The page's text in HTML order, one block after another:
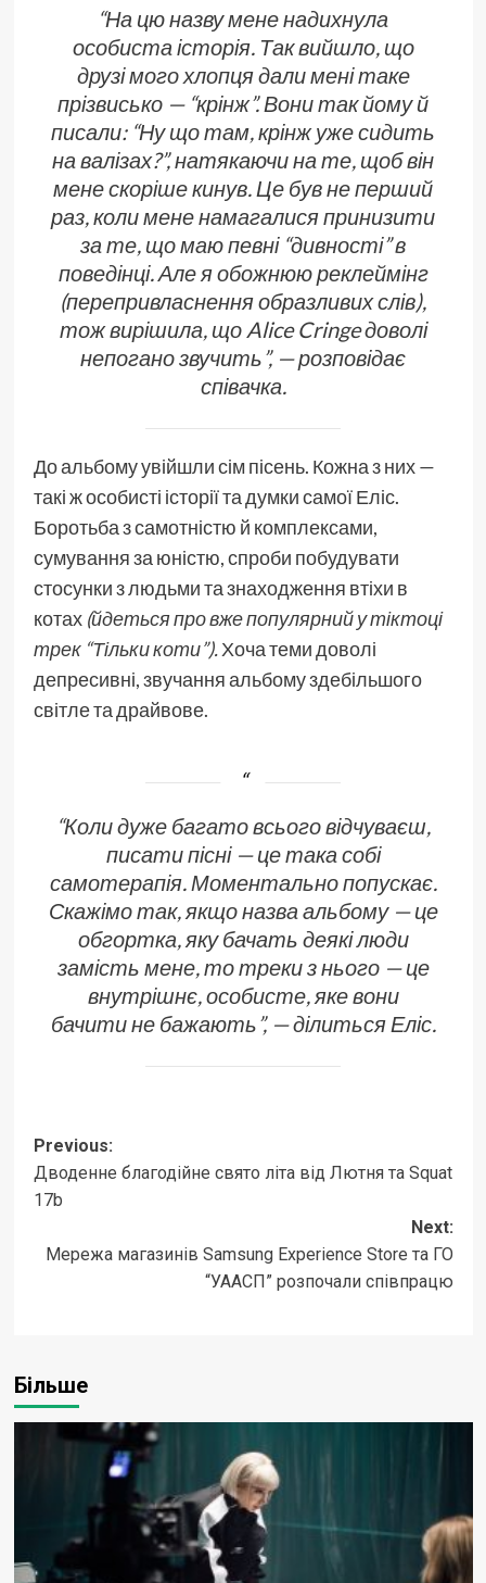
“На цю назву мене надихнула
особиста історія. Так вийшло, що
друзі мого хлопця дали мені таке
прізвисько — “крінж”. Вони так йому й
писали: “Ну що там, крінж уже сидить
на валізах?”, натякаючи на те, щоб він
мене скоріше кинув. Це був не перший
раз, коли мене намагалися принизити
за те, що маю певні “дивності” в
поведінці. Але я обожнюю реклеймінг
(перепривласнення образливих слів),
тож вирішила, що Alice Cringe доволі
непогано звучить”, — розповідає
співачка.
До альбому увійшли сім пісень. Кожна з них —
такі ж особисті історії та думки самої Еліс.
Боротьба з самотністю й комплексами,
сумування за юністю, спроби побудувати
стосунки з людьми та знаходження втіхи в
котах (йдеться про вже популярний у тіктоці
трек “Тільки коти”).Хоча теми доволі
депресивні, звучання альбому здебільшого
світле та драйвове.
“Коли дуже багато всього відчуваєш,
писати пісні — це така собі
самотерапія. Моментально попускає.
Скажімо так, якщо назва альбому — це
обгортка, яку бачать деякі люди
замість мене, то треки з нього — це
внутрішнє, особисте, яке вони
бачити не бажають”, — ділиться Еліс.
Post
navigation
Previous:
Дводенне благодійне свято літа від Лютня та Squat
17b
Next:
Мережа магазинів Samsung Experience Store та ГО
“УААСП” розпочали співпрацю
Більше